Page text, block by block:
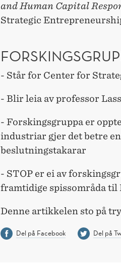
and Human Capital
Strategic
- Står for Center for
- Blir leia av professor
- Forskingsgruppa er
industriar gjer det betre
beslutningstakarar
- STOP er ei av
framtidige spissområda til
Denne artikkelen sto på
Del på Facebook Del på